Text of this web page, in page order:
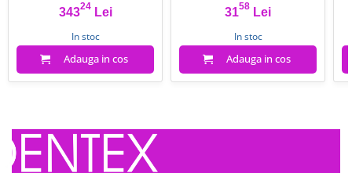
Pret
34324Lei
In stoc
Adauga in cos
Pret
3158 Lei
In stoc
Adauga in cos